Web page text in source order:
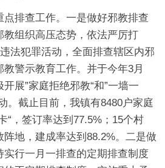
点排查工作。一是做好邪教排查
教组织高压态势，依法严厉打
法犯罪活动，全面排查辖区内邪
警示教育工作。并于今年3月
展”家庭拒绝邪教“和”一墙一
。截止目前，我镇有8480户家庭
“，签订率达到77.5%；15个村
阵地，建成率达到88.2%。二是做
行一月一排查的定期排查制度